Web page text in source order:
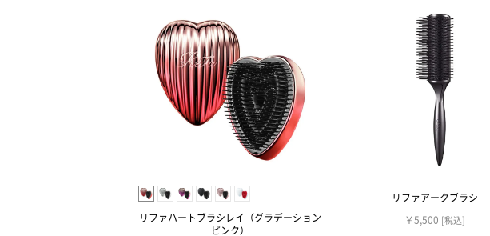
リファハートブラシレイ（グラデーション
ピンク）
リファアークブラシ
￥5,500 [税込]